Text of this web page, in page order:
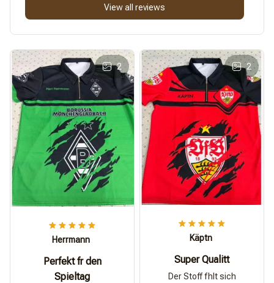
View all reviews
2
Herrmann
Perfekt fr den
Spieltag
2
Käptn
Super Qualitt
Der Stoff fhlt sich